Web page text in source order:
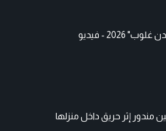
2026 - فيديو
مندور إثر حريق داخل منزلها